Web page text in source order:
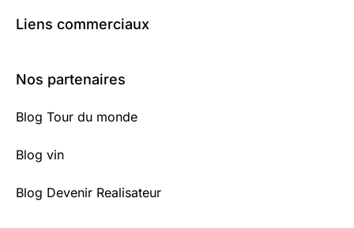
Liens commerciaux
Nos partenaires
Blog Tour du monde
Blog vin
Blog Devenir Realisateur